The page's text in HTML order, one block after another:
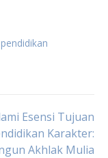
pendidikan
Esensi Tujuan
Karakter:
Akhlak Mulia